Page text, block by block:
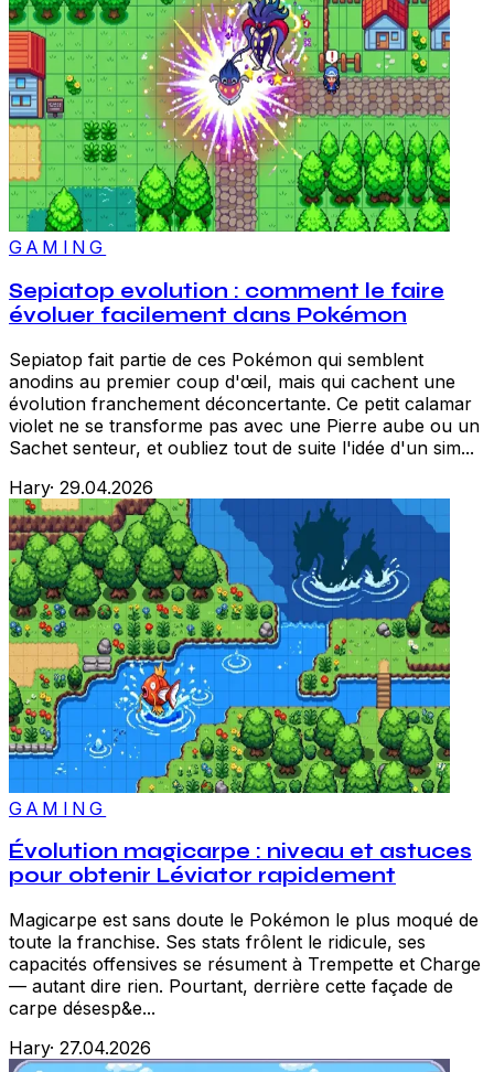
GAMING
Sepiatop evolution : comment le faire
évoluer facilement dans Pokémon
Sepiatop fait partie de ces Pokémon qui semblent
anodins au premier coup d'œil, mais qui cachent une
évolution franchement déconcertante. Ce petit calamar
violet ne se transforme pas avec une Pierre aube ou un
Sachet senteur, et oubliez tout de suite l'idée d'un sim...
Hary· 29.04.2026
GAMING
Évolution magicarpe : niveau et astuces
pour obtenir Léviator rapidement
Magicarpe est sans doute le Pokémon le plus moqué de
toute la franchise. Ses stats frôlent le ridicule, ses
capacités offensives se résument à Trempette et Charge
— autant dire rien. Pourtant, derrière cette façade de
carpe désesp&e...
Hary· 27.04.2026